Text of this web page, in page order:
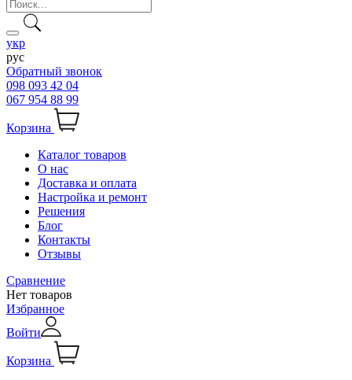
укр
рус
Обратный звонок
098 093 42 04
067 954 88 99
Корзина
Каталог товаров
О нас
Доставка и оплата
Настройка и ремонт
Решения
Блог
Контакты
Отзывы
Сравнение
Нет товаров
Избранное
Войти
Корзина